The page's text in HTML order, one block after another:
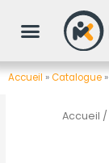
Accueil »Catalogue »
Accueil /